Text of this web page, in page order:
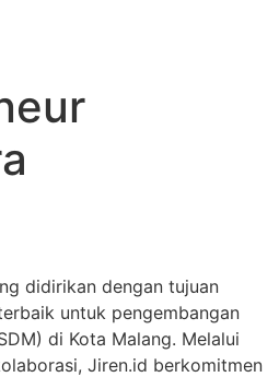
didirikan dengan tujuan
untuk pengembangan
di Kota Malang. Melalui
Jiren.id berkomitmen